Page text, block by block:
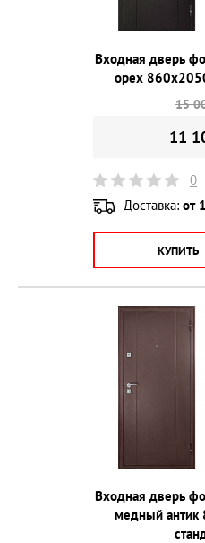
Входная дверь
орех
15
11
0
Доставка: от
КУПИТЬ
Входная дверь
медный